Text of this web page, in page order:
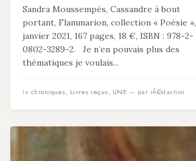
Sandra Moussempès, Cassandre à bout
portant, Flammarion, collection « Poésie »,
janvier 2021, 167 pages, 18 €, ISBN : 978-2-
0802-3289-2. Je n’en pouvais plus des
thématiques je voulais...
in chroniques, Livres reçus, UNE — par rÃ©daction